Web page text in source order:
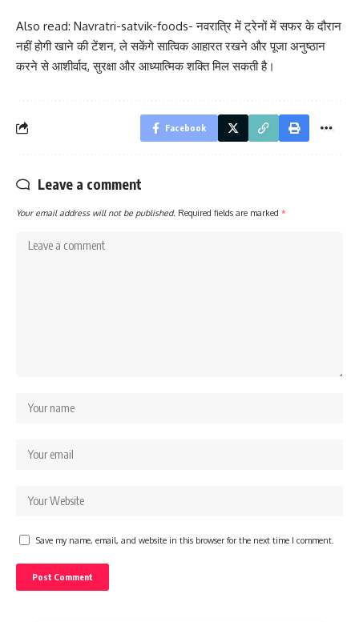
Also read: Navratri-satvik-foods- नवरात्रि में ट्रेनों में सफर के दौरान
नहीं होगी खाने की टेंशन, ले सकेंगे सात्विक आहारत रखने और पूजा अनुष्ठान
करने से आशीर्वाद, सुरक्षा और आध्यात्मिक शक्ति मिल सकती है।
Facebook
Leave a comment
Your email address will not be published. Required fields are marked *
Save my name, email, and website in this browser for the next time I comment.